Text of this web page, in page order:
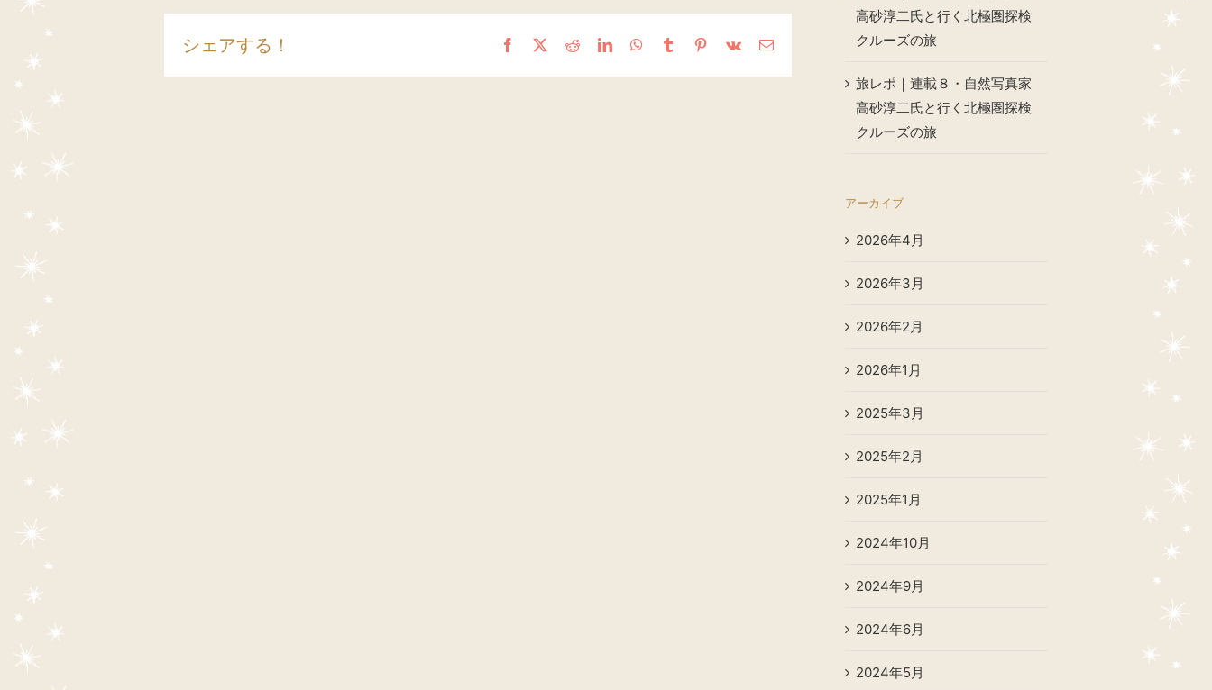
シェアする！ Facebook
X RedditLinkedInWhatsApp
TumblrPinterest
Vk Email
高砂淳二氏と行く北極圏探検
クルーズの旅
旅レポ｜連載８・自然写真家
高砂淳二氏と行く北極圏探検
クルーズの旅
アーカイブ
2026年4月
2026年3月
2026年2月
2026年1月
2025年3月
2025年2月
2025年1月
2024年10月
2024年9月
2024年6月
2024年5月